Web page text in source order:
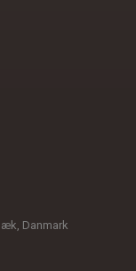
Danmark